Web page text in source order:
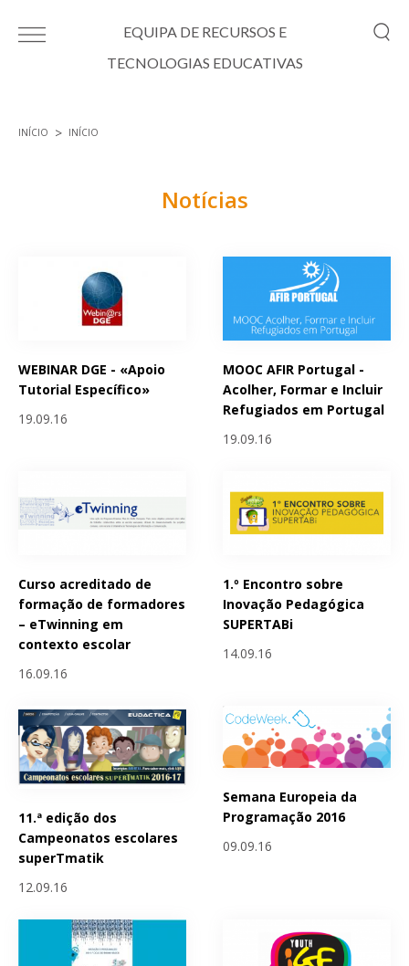
EQUIPA DE RECURSOS E
TECNOLOGIAS EDUCATIVAS
INÍCIO INÍCIO
Notícias
WEBINAR DGE - «Apoio
Tutorial Específico»
19.09.16
MOOC AFIR Portugal -
Acolher, Formar e Incluir
Refugiados em Portugal
19.09.16
Curso acreditado de
formação de formadores
– eTwinning em
contexto escolar
16.09.16
1.º Encontro sobre
Inovação Pedagógica
SUPERTABi
14.09.16
11.ª edição dos
Campeonatos escolares
superTmatik
12.09.16
Semana Europeia da
Programação 2016
09.09.16
Páginas